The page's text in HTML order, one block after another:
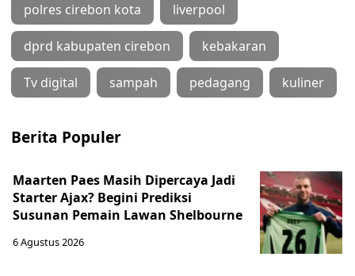
polres cirebon kota liverpool
dprd kabupaten cirebon kebakaran
Tv digital sampah pedagang kuliner
Berita Populer
Maarten Paes Masih Dipercaya Jadi
Starter Ajax? Begini Prediksi
Susunan Pemain Lawan Shelbourne
6 Agustus 2026